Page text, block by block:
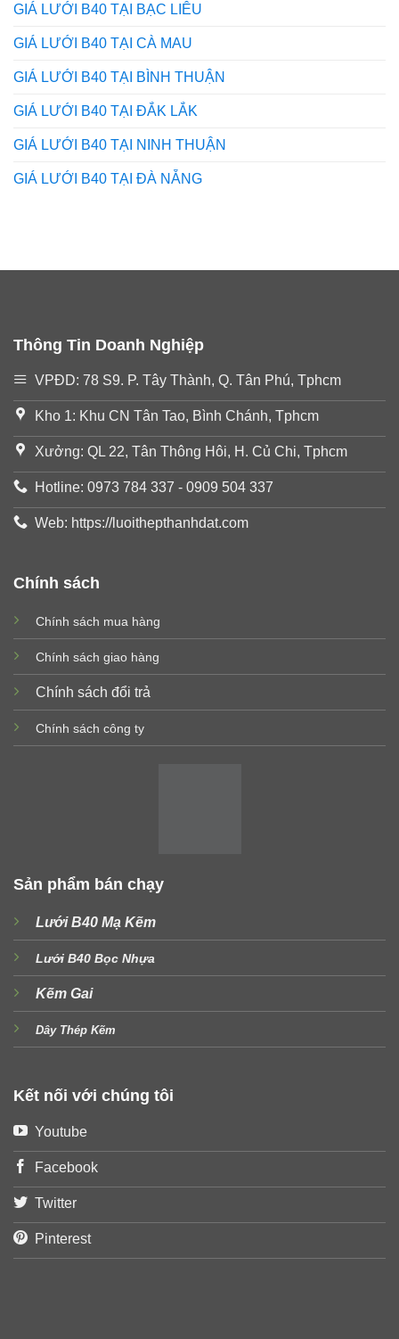
GIÁ LƯỚI B40 TẠI BẠC LIÊU
GIÁ LƯỚI B40 TẠI CÀ MAU
GIÁ LƯỚI B40 TẠI BÌNH THUẬN
GIÁ LƯỚI B40 TẠI ĐẮK LẮK
GIÁ LƯỚI B40 TẠI NINH THUẬN
GIÁ LƯỚI B40 TẠI ĐÀ NẴNG
Thông Tin Doanh Nghiệp
VPĐD: 78 S9. P. Tây Thành, Q. Tân Phú, Tphcm
Kho 1: Khu CN Tân Tao, Bình Chánh, Tphcm
Xưởng: QL 22, Tân Thông Hôi, H. Củ Chi, Tphcm
Hotline: 0973 784 337 - 0909 504 337
Web: https://luoithepthanhdat.com
Chính sách
Chính sách mua hàng
Chính sách giao hàng
Chính sách đổi trả
Chính sách công ty
Sản phẩm bán chạy
Lưới B40 Mạ Kẽm
Lưới B40 Bọc Nhựa
Kẽm Gai
Dây Thép Kẽm
Kết nối với chúng tôi
Youtube
Facebook
Twitter
Pinterest